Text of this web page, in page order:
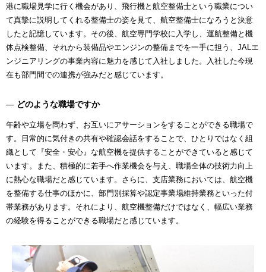
港に職場見学に行く機会があり、飛行機と航空整備士という職業につい
て真摯に説明してくれる整備士の姿を見て、航空整備士になろうと決意
したと記憶しています。その後、航空専門学校に入学し、運航整備と機
体点検整備、それから装備品やエンジンの整備までを一手に担う、JALエ
ンジニアリングの事業内容に魅力を感じて入社しました。入社した今現
在も部門間での連携が強みだと感じています。
どのような職場ですか
年齢や立場を問わず、お互いにアサーションをすることができる職場で
す。日常的に気付きの共有や確認会話をすることで、ひとりではなく組
織として『安全・安心』な航空機を提供することができていると感じて
います。また、積極的に若手へ作業機会を与え、職場全体の技術力向上
に熱心な職場だと感じています。さらに、支店業務においては、航空機
を整備する仕事のほかに、部門別採算や認定事業場維持業務といった付
帯業務があります。それにより、航空機整備だけではなく、幅広い業務
の経験を得ることができる職場だと感じています。